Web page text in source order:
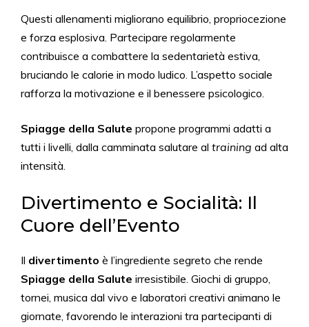
Questi allenamenti migliorano equilibrio, propriocezione
e forza esplosiva. Partecipare regolarmente
contribuisce a combattere la sedentarietà estiva,
bruciando le calorie in modo ludico. L’aspetto sociale
rafforza la motivazione e il benessere psicologico.
Spiagge della Salute propone programmi adatti a
tutti i livelli, dalla camminata salutare al training ad alta
intensità.
Divertimento e Socialità: Il
Cuore dell’Evento
Il divertimento è l’ingrediente segreto che rende
Spiagge della Salute irresistibile. Giochi di gruppo,
tornei, musica dal vivo e laboratori creativi animano le
giornate, favorendo le interazioni tra partecipanti di